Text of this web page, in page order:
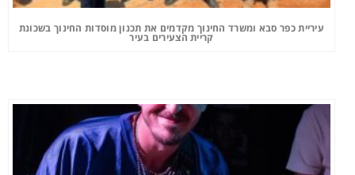
עיריית כפר סבא ומשרד החינוך מקדמים את תכנון מוסדות החינוך בשכונת
קריית הצעירים בעיר